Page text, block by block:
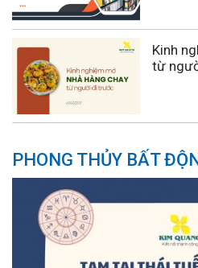
Kinh
từ
PHONG THỦY BẤT